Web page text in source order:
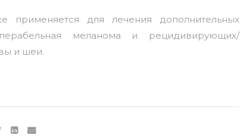
применяется для лечения дополнительных
меланома и рецидивирующих/
и шеи.